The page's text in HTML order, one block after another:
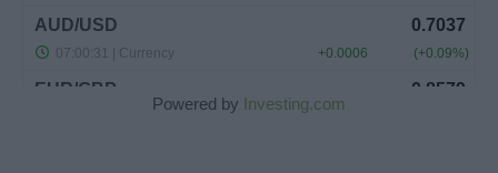
Powered by Investing.com